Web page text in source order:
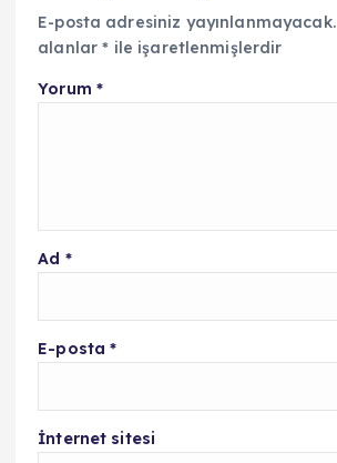
E-posta adresiniz yayınlanmayacak.
alanlar* ile işaretlenmişlerdir
Yorum *
Ad *
E-posta*
İnternet sitesi